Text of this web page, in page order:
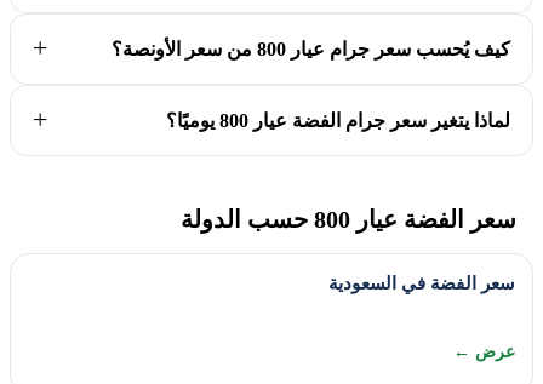
كيف يُحسب سعر جرام عيار 800 من سعر الأونصة؟
لماذا يتغير سعر جرام الفضة عيار 800 يوميًا؟
سعر الفضة عيار 800 حسب الدولة
سعر الفضة في السعودية
عرض ←